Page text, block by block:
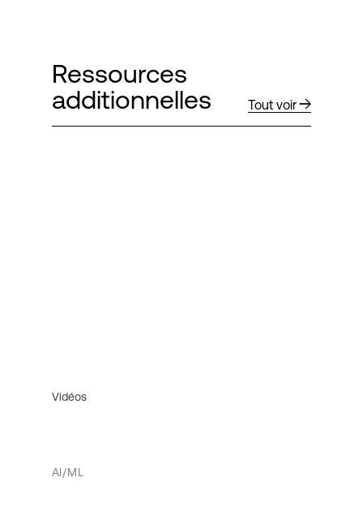
Ressources
additionnelles
Tout voir
Vidéos
AI/ML